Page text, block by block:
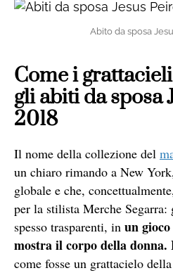
Abito da sposa
Come i
gli abiti da sposa
2018
Il nome della collezione del
un chiaro rimando a New
globale e che,
per la stilista Merche
spesso trasparenti, in un
mostra il corpo della
come fosse un grattacielo